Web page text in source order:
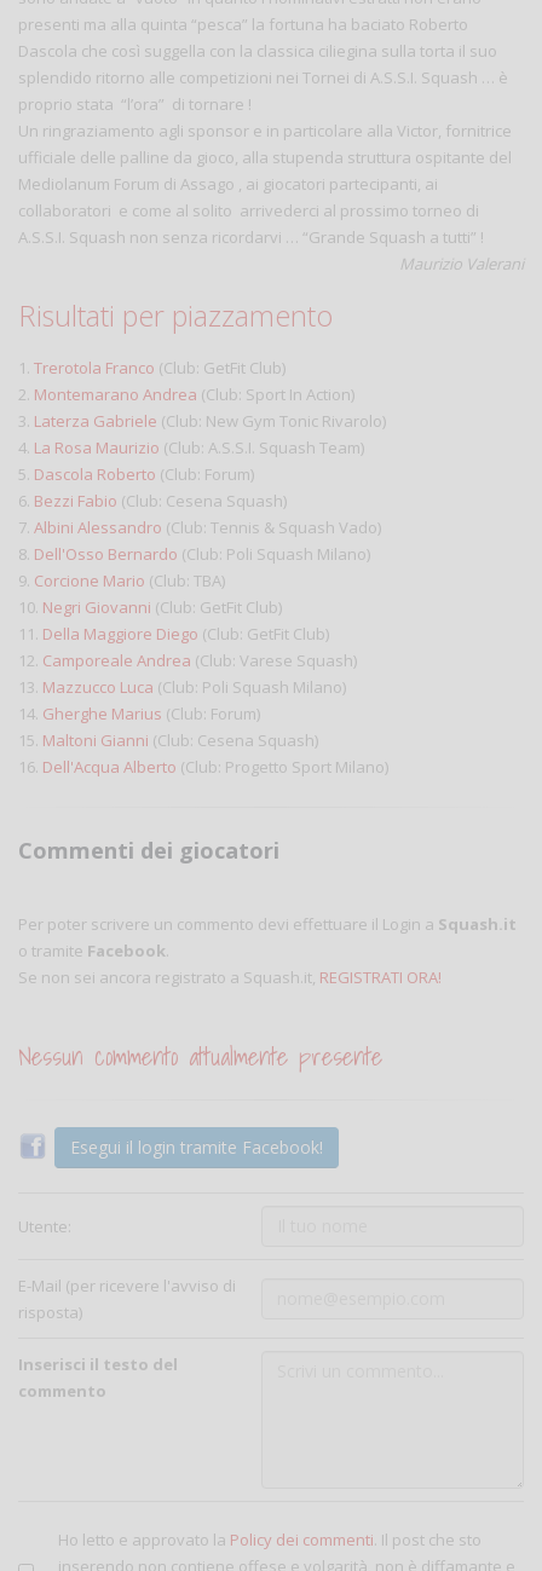
presenti ma alla quinta “pesca” la fortuna ha baciato Roberto
Dascola che così suggella con la classica ciliegina sulla torta il suo
splendido ritorno alle competizioni nei Tornei di A.S.S.I. Squash … è
proprio stata “l’ora” di tornare !
Un ringraziamento agli sponsor e in particolare alla Victor, fornitrice
ufficiale delle palline da gioco, alla stupenda struttura ospitante del
Mediolanum Forum di Assago , ai giocatori partecipanti, ai
collaboratori e come al solito arrivederci al prossimo torneo di
A.S.S.I. Squash non senza ricordarvi … “Grande Squash a tutti” !
Maurizio Valerani
Risultati per piazzamento
1. Trerotola Franco (Club: GetFit Club)
2. Montemarano Andrea (Club: Sport In Action)
3. Laterza Gabriele (Club: New Gym Tonic Rivarolo)
4. La Rosa Maurizio (Club: A.S.S.I. Squash Team)
5. Dascola Roberto (Club: Forum)
6. Bezzi Fabio (Club: Cesena Squash)
7. Albini Alessandro (Club: Tennis & Squash Vado)
8. Dell'Osso Bernardo (Club: Poli Squash Milano)
9. Corcione Mario (Club: TBA)
10. Negri Giovanni (Club: GetFit Club)
11. Della Maggiore Diego (Club: GetFit Club)
12. Camporeale Andrea (Club: Varese Squash)
13. Mazzucco Luca (Club: Poli Squash Milano)
14. Gherghe Marius (Club: Forum)
15. Maltoni Gianni (Club: Cesena Squash)
16. Dell'Acqua Alberto (Club: Progetto Sport Milano)
Commenti dei giocatori
Per poter scrivere un commento devi effettuare il Login a Squash.it
o tramite Facebook
Se non sei ancora registrato a Squash.it, REGISTRATI ORA!
Nessun commento attualmente presente
Esegui il login tramite Facebook!
Utente:
E-Mail (per ricevere l'avviso di
risposta)
Inserisci il testo del
commento
Ho letto e approvato la Policy dei commenti . Il post che sto
inserendo non contiene offese e volgarità, non è diffamante e